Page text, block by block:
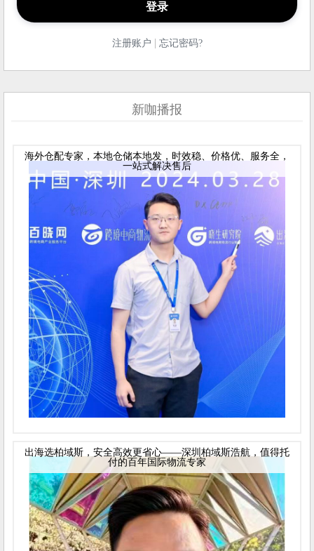
注册账户 | 忘记密码?
新咖播报
海外仓配专家，本地仓储本地发，时效稳、价格优、服务全，
一站式解决售后
出海选柏域斯，安全高效更省心——深圳柏域斯浩航，值得托
付的百年国际物流专家